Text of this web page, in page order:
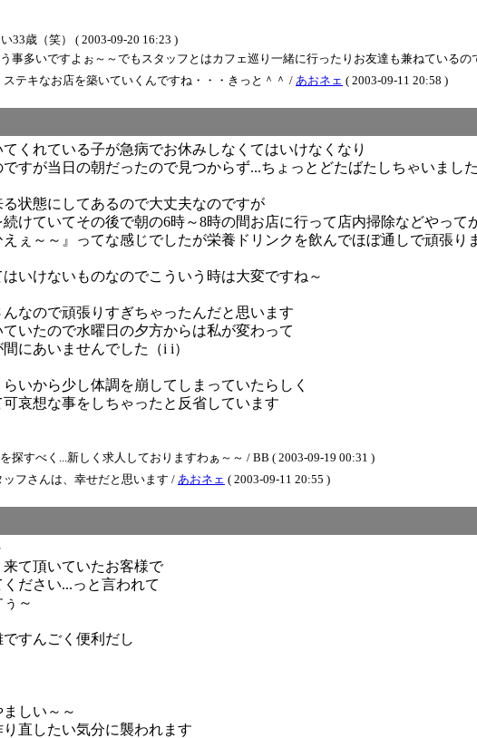
33歳（笑） ( 2003-09-20 16:23 )
事多いですよぉ～～でもスタッフとはカフェ巡り一緒に行ったりお友達も兼ねているの
テキなお店を築いていくんですね・・・きっと＾＾ / あおネェ ( 2003-09-11 20:58 )
くれている子が急病でお休みしなくてはいけなくなり
すが当日の朝だったので見つからず...ちょっとどたばたしちゃいました
状態にしてあるので大丈夫なのですが
けていてその後で朝の6時～8時の間お店に行って店内掃除などやって
ぇ～～』ってな感じでしたが栄養ドリンクを飲んでほぼ通しで頑張り
いけないものなのでこういう時は大変ですね～
なので頑張りすぎちゃったんだと思います
いたので水曜日の夕方からは私が変わって
にあいませんでした（i i）
いから少し体調を崩してしまっていたらしく
哀想な事をしちゃったと反省しています
探すべく...新しく求人しておりますわぁ～～ / BB ( 2003-09-19 00:31 )
フさんは、幸せだと思います / あおネェ ( 2003-09-11 20:55 )
て頂いていたお客様で
ださい...っと言われて
～
すんごく便利だし
しい～～
直したい気分に襲われます